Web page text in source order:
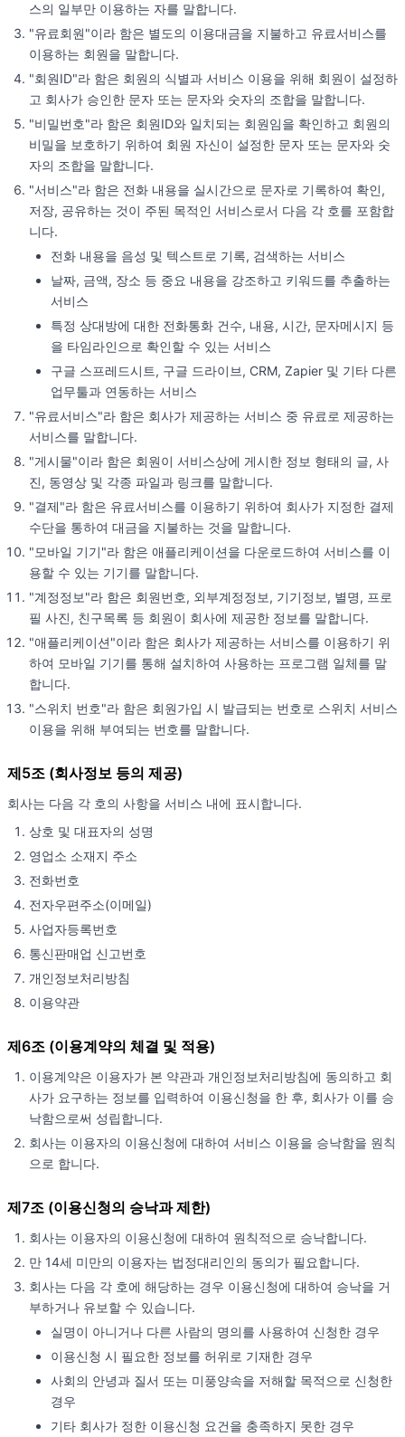
스의 일부만 이용하는 자를 말합니다.
"유료회원"이라 함은 별도의 이용대금을 지불하고 유료서비스를
이용하는 회원을 말합니다.
"회원ID"라 함은 회원의 식별과 서비스 이용을 위해 회원이 설정하
고 회사가 승인한 문자 또는 문자와 숫자의 조합을 말합니다.
"비밀번호"라 함은 회원ID와 일치되는 회원임을 확인하고 회원의
비밀을 보호하기 위하여 회원 자신이 설정한 문자 또는 문자와 숫
자의 조합을 말합니다.
"서비스"라 함은 전화 내용을 실시간으로 문자로 기록하여 확인,
저장, 공유하는 것이 주된 목적인 서비스로서 다음 각 호를 포함합
니다.
전화 내용을 음성 및 텍스트로 기록, 검색하는 서비스
날짜, 금액, 장소 등 중요 내용을 강조하고 키워드를 추출하는
서비스
특정 상대방에 대한 전화통화 건수, 내용, 시간, 문자메시지 등
을 타임라인으로 확인할 수 있는 서비스
구글 스프레드시트, 구글 드라이브, CRM, Zapier 및 기타 다른
업무툴과 연동하는 서비스
"유료서비스"라 함은 회사가 제공하는 서비스 중 유료로 제공하는
서비스를 말합니다.
"게시물"이라 함은 회원이 서비스상에 게시한 정보 형태의 글, 사
진, 동영상 및 각종 파일과 링크를 말합니다.
"결제"라 함은 유료서비스를 이용하기 위하여 회사가 지정한 결제
수단을 통하여 대금을 지불하는 것을 말합니다.
"모바일 기기"라 함은 애플리케이션을 다운로드하여 서비스를 이
용할 수 있는 기기를 말합니다.
"계정정보"라 함은 회원번호, 외부계정정보, 기기정보, 별명, 프로
필 사진, 친구목록 등 회원이 회사에 제공한 정보를 말합니다.
"애플리케이션"이라 함은 회사가 제공하는 서비스를 이용하기 위
하여 모바일 기기를 통해 설치하여 사용하는 프로그램 일체를 말
합니다.
"스위치 번호"라 함은 회원가입 시 발급되는 번호로 스위치 서비스
이용을 위해 부여되는 번호를 말합니다.
제5조 (회사정보 등의 제공)
회사는 다음 각 호의 사항을 서비스 내에 표시합니다.
상호 및 대표자의 성명
영업소 소재지 주소
전화번호
전자우편주소(이메일)
사업자등록번호
통신판매업 신고번호
개인정보처리방침
이용약관
제6조 (이용계약의 체결 및 적용)
이용계약은 이용자가 본 약관과 개인정보처리방침에 동의하고 회
사가 요구하는 정보를 입력하여 이용신청을 한 후, 회사가 이를 승
낙함으로써 성립합니다.
회사는 이용자의 이용신청에 대하여 서비스 이용을 승낙함을 원칙
으로 합니다.
제7조 (이용신청의 승낙과 제한)
회사는 이용자의 이용신청에 대하여 원칙적으로 승낙합니다.
만 14세 미만의 이용자는 법정대리인의 동의가 필요합니다.
회사는 다음 각 호에 해당하는 경우 이용신청에 대하여 승낙을 거
부하거나 유보할 수 있습니다.
실명이 아니거나 다른 사람의 명의를 사용하여 신청한 경우
이용신청 시 필요한 정보를 허위로 기재한 경우
사회의 안녕과 질서 또는 미풍양속을 저해할 목적으로 신청한
경우
기타 회사가 정한 이용신청 요건을 충족하지 못한 경우